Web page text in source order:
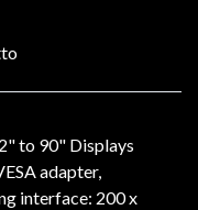
to 90" Displays
adapter,
interface: 200 x